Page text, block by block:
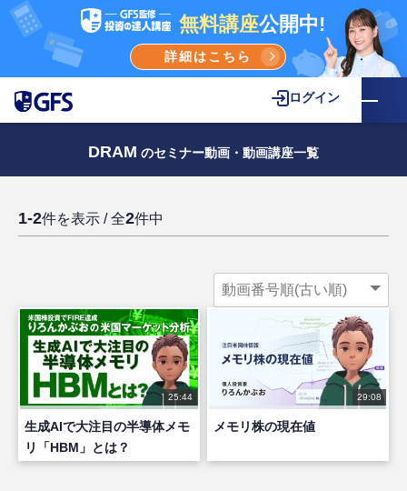
無料講座公開中!
詳細はこちら
ログイン
DRAM のセミナー動画・動画講座一覧
1-2件を表示 / 全2件中
25:44
生成AIで大注目の半導体メモ
リ「HBM」とは？
29:08
メモリ株の現在値